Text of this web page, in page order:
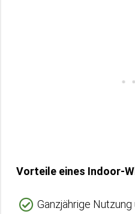
Vorteile eines Indoor-
Ganzjährige